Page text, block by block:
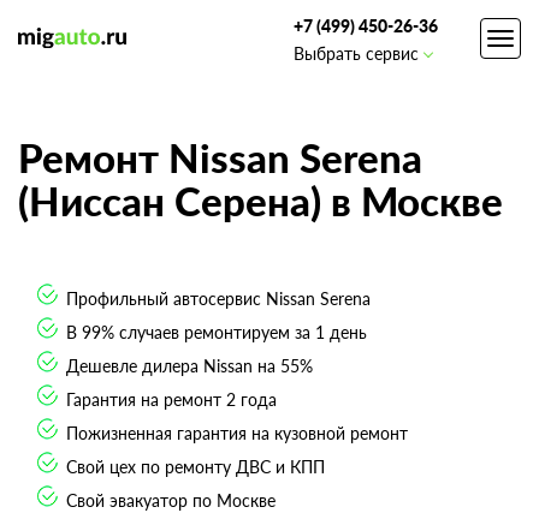
+7 (499) 450-26-36
Выбрать сервис
Ремонт Nissan Serena
(Ниссан Серена) в Москве
Профильный автосервис Nissan Serena
В 99% случаев ремонтируем за 1 день
Дешевле дилера Nissan на 55%
Гарантия на ремонт 2 года
Пожизненная гарантия на кузовной ремонт
Свой цех по ремонту ДВС и КПП
Свой эвакуатор по Москве